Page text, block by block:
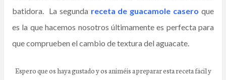
batidora. La segunda receta de guacamole casero que
es la que hacemos nosotros últimamente es perfecta para
que comprueben el cambio de textura del aguacate.
Espero que os haya gustado y os animéis a preparar esta receta fácil y